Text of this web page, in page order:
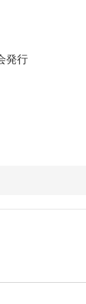
発行